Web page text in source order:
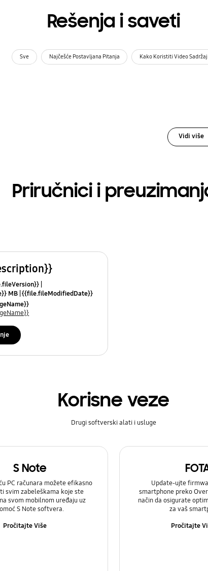
Rešenja i saveti
Sve Najčešće Postavljana Pitanja Kako Koristiti Video Sadržaj
Vidi više
Priručnici i
MB {{file.fileModifiedDate}}
Korisne veze
Drugi softverski alati i usluge
S Note
PC računara možete efikasno
svim zabeleškama koje ste
svom mobilnom uređaju uz
S Note softvera.
Pročitajte Više
Update-ujte
smartphone preko
način da osigurate
za vaš
Pročitajte